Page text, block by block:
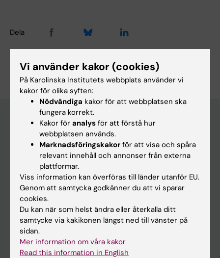
Dela
Huvudmeny
Utbildning
Forskarutbildning
Forskning
Om KI
På gång
Nyheter
Vi använder kakor (cookies)
På Karolinska Institutets webbplats använder vi
kakor för olika syften:
Nödvändiga kakor för att webbplatsen ska
fungera korrekt.
Kakor för analys för att förstå hur
webbplatsen används.
Marknadsföringskakor för att visa och spåra
relevant innehåll och annonser från externa
plattformar.
Viss information kan överföras till länder utanför EU.
Genom att samtycka godkänner du att vi sparar
cookies.
Du kan när som helst ändra eller återkalla ditt
samtycke via kakikonen längst ned till vänster på
sidan.
Mer information om våra kakor
Read this information in English